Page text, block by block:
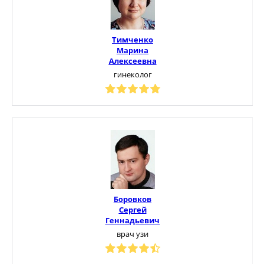
Тимченко
Марина
Алексеевна
гинеколог
Боровков
Сергей
Геннадьевич
врач узи